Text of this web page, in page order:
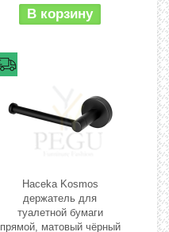
Haceka Kosmos
держатель для
туалетной бумаги
прямой, матовый чёрный